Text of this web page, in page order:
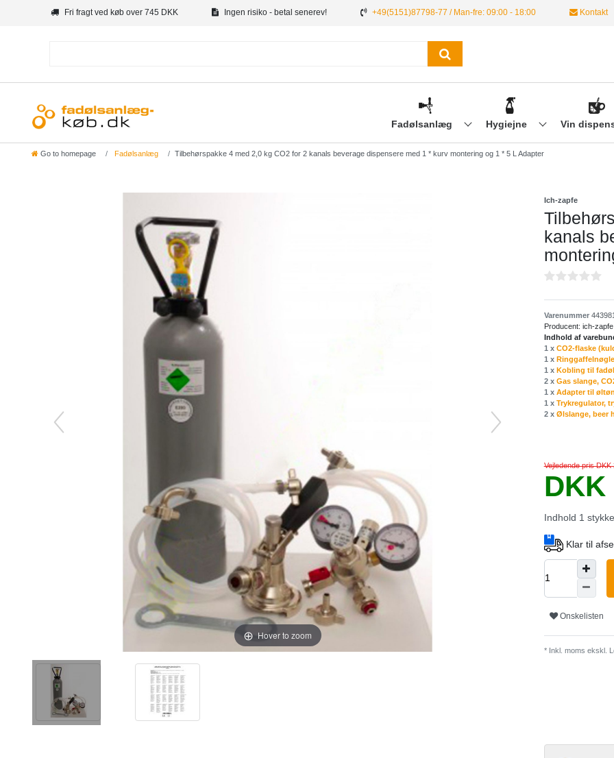
Fri fragt ved køb over 745 DKK Ingen risiko - betal senerev! +49(5151)87798-77 / Man-fre: 09:00 - 18:00 Kontakt
Fadølsanlæg Hygiejne Vin
Go to homepage Fadølsanlæg Tilbehørspakke 4 med 2,0 kg CO2 for 2 kanals beverage dispensere med 1 * kurv montering og 1 * 5 L Adapter
Hover to zoom
Ich-zapfe
kanals
Varenummer 443981
Producent: ich-zapfe
Indhold af
1 x CO2-flaske
1 x
1 x Kobling til
2 x Gas slange,
1 x Adapter til
1 x Trykregulator,
2 x Ølslange, beer
Vejledende pris DKK
DKK
Indhold 1 stykke
Klar til
Onskelisten
* Inkl. moms ekskl.